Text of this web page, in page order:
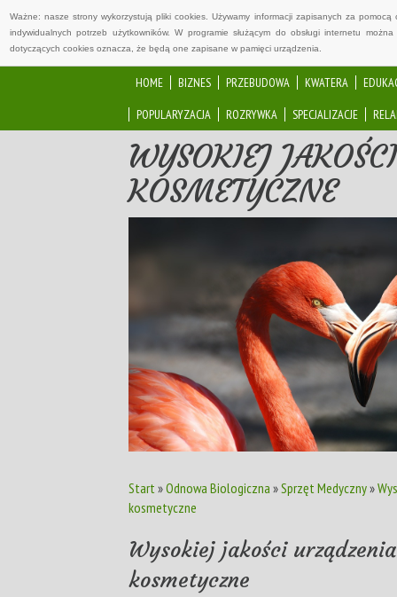
Ważne: nasze strony wykorzystują pliki cookies. Używamy informacji zapisanych za
indywidualnych potrzeb użytkowników. W programie służącym do obsługi internetu
dotyczących cookies oznacza, że będą one zapisane w pamięci urządzenia.
HOME BIZNES PRZEBUDOWA KWATERA
POPULARYZACJA
ROZRYWKA SPECJALIZACJE
WYSOKIEJ
KOSMETYCZNE
Start »Odnowa Biologiczna »Sprzęt Medyczny»
kosmetyczne
Wysokiej jakości urządzenia
kosmetyczne